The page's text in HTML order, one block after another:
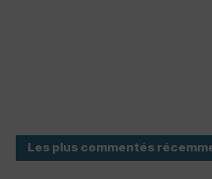
Les plus commentés